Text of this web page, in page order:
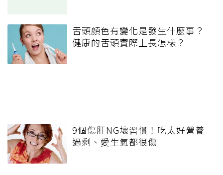
舌頭顏色有變化是發生什麼事？
健康的舌頭實際上長怎樣？
9個傷肝NG壞習慣！吃太好營養
過剩、愛生氣都很傷